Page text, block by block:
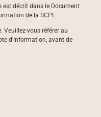
est décrit dans le Document
de la SCPI.
vous référer au
d’Information, avant de